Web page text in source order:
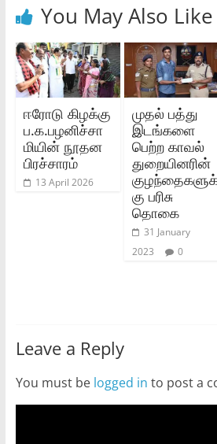
You May Also Like
ஈரோடு கிழக்கு
ப.க.பழனிச்சா
மியின் நூதன
பிரச்சாரம்
13 April 2026
முதல் பத்து
இடங்களை
பெற்ற காவல்
துறையினரின்
கு பரிசு
தொகை
31 January
2023
0
Leave a Reply
You must be logged in to post a